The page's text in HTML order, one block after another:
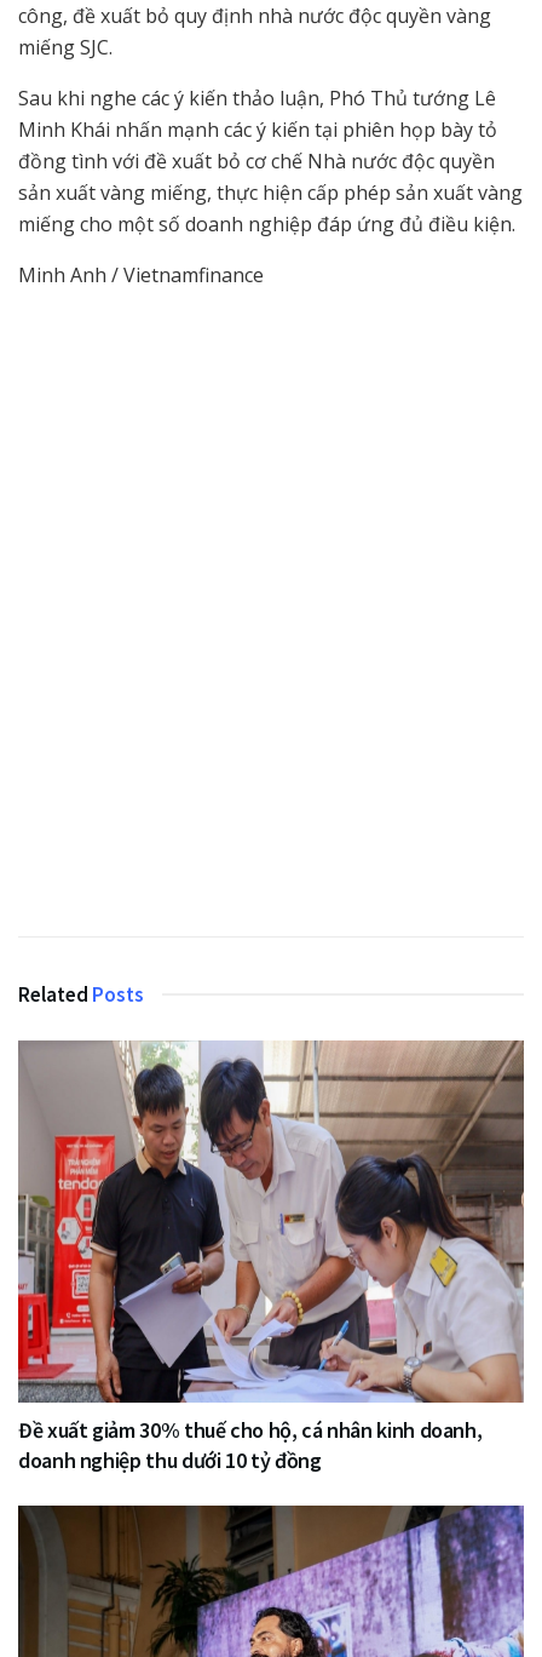
công, đề xuất bỏ quy định nhà nước độc quyền vàng
miếng SJC.
Sau khi nghe các ý kiến thảo luận, Phó Thủ tướng Lê
Minh Khái nhấn mạnh các ý kiến tại phiên họp bày tỏ
đồng tình với đề xuất bỏ cơ chế Nhà nước độc quyền
sản xuất vàng miếng, thực hiện cấp phép sản xuất vàng
miếng cho một số doanh nghiệp đáp ứng đủ điều kiện.
Minh Anh / Vietnamfinance
Related Posts
Đề xuất giảm 30% thuế cho hộ, cá nhân kinh doanh,
doanh nghiệp thu dưới 10 tỷ đồng